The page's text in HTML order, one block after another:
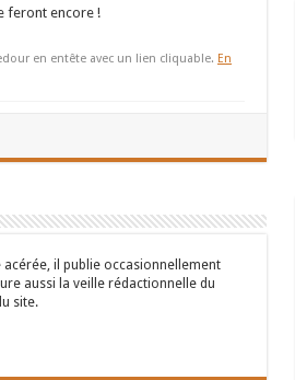
feront encore !
en entête avec un lien cliquable. En
il publie occasionnellement
aussi la veille rédactionnelle du
site.